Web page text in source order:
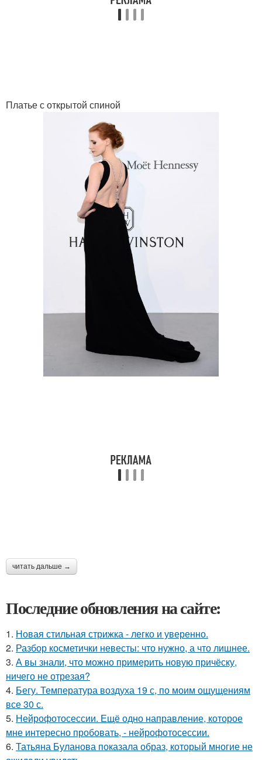
Платье с открытой спиной
читать дальше →
Последние обновления на сайте:
1. Новая стильная стрижка - легко и уверенно.
2. Разбор косметички невесты: что нужно, а что лишнее.
3. А вы знали, что можно примерить новую причёску,
ничего не отрезая?
4. Бегу. Температура воздуха 19 с, по моим ощущениям
все 30 с.
5. Нейрофотосессии. Ещё одно направление, которое
мне интересно пробовать, - нейрофотосессии.
6. Татьяна Буланова показала образ, который многие не